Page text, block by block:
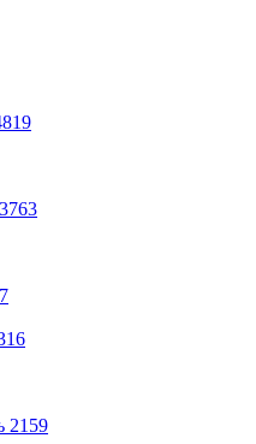
3763
2159